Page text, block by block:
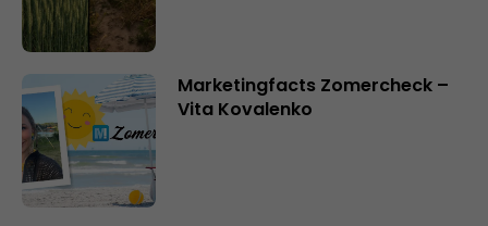
Marketingfacts Zomercheck –
Vita Kovalenko